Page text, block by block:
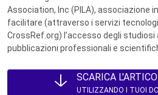
Association, Inc (PILA), associazione
facilitare (attraverso i servizi
CrossRef.org) l’accesso degli
pubblicazioni professionali e
SCARICA
UTILIZZANDO I TUOI